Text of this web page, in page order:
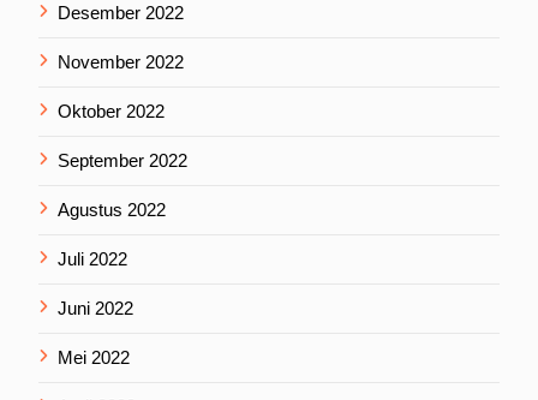
Desember 2022
November 2022
Oktober 2022
September 2022
Agustus 2022
Juli 2022
Juni 2022
Mei 2022